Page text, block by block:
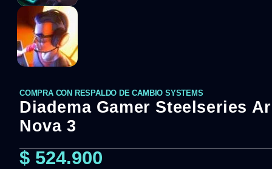
COMPRA CON RESPALDO DE CAMBIO SYSTEMS
Diadema Gamer Steelseries
Nova 3
$ 524.900